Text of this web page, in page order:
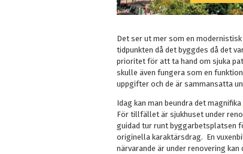
Det ser ut mer som en
tidpunkten då det byggdes då det
prioritet för att ta hand om sjuka
skulle även fungera som en
uppgifter och de är sammansatta
Idag kan man beundra det magnifika
För tillfället är sjukhuset under
guidad tur runt byggarbetsplatsen
originella karaktärsdrag. En
närvarande är under renovering kan